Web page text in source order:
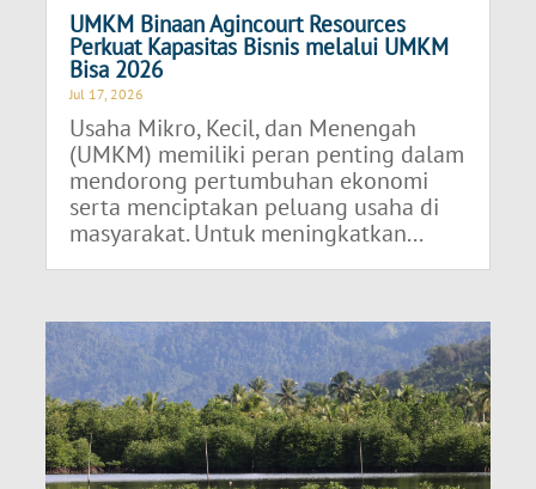
UMKM Binaan Agincourt Resources
Perkuat Kapasitas Bisnis melalui UMKM
Bisa 2026
Jul 17, 2026
Usaha Mikro, Kecil, dan Menengah
(UMKM) memiliki peran penting dalam
mendorong pertumbuhan ekonomi
serta menciptakan peluang usaha di
masyarakat. Untuk meningkatkan...